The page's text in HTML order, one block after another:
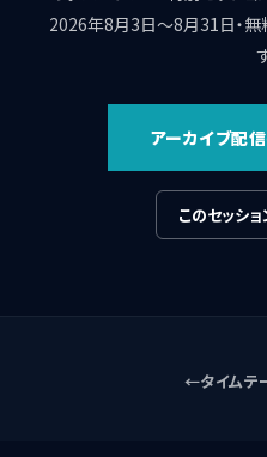
2026年8月3日〜8月31日・無
アーカイブ配
このセッシ
タイムテ